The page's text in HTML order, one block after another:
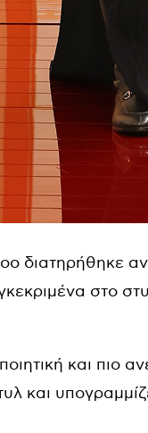
διατηρήθηκε
στο
και πιο
και